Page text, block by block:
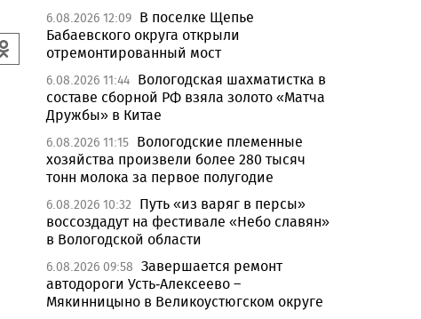
6.08.2026 12:09 В поселке Щепье
Бабаевского округа открыли
отремонтированный мост
6.08.2026 11:44 Вологодская шахматистка в
составе сборной РФ взяла золото «Матча
Дружбы» в Китае
6.08.2026 11:15 Вологодские племенные
хозяйства произвели более 280 тысяч
тонн молока за первое полугодие
6.08.2026 10:32
Путь «из варяг в персы»
воссоздадут на фестивале «Небо славян»
в Вологодской области
6.08.2026 09:58 Завершается ремонт
автодороги Усть-Алексеево –
Мякинницыно в Великоустюгском округе